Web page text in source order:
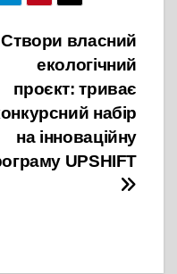
Створи власний
екологічний
проєкт: триває
набір
на інноваційну
UPSHIFT